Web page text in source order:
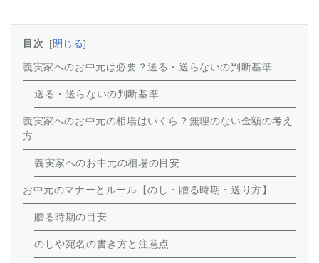
目次 閉じる
義実家へのお中元は必要？送る・送らないの判断基準
送る・送らないの判断基準
義実家へのお中元の相場はいくら？無理のない金額の考え
方
義実家へのお中元の相場の目安
お中元のマナーとルール【のし・贈る時期・送り方】
贈る時期の目安
のしや宛名の書き方と注意点